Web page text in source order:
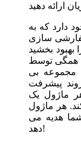
دارد که به
سازی
بهبود بخشید
همگی توسط
مجموعه بی
پیشرفت
ماژول یک
هر ماژول
هدیه می
دهد!